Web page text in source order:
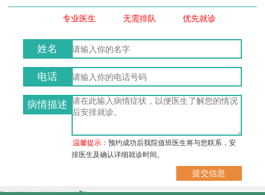
专业医生 无需排队 优先就诊
姓名
电话
病情描述
温馨提示：预约成功后我院值班医生将与您联系，安
排医生及确认详细就诊时间。